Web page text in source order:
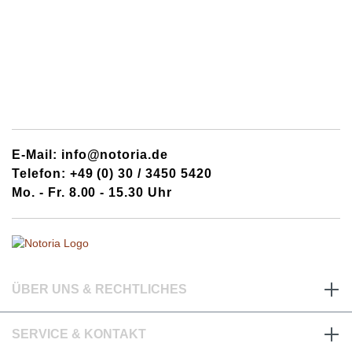
E-Mail: info@notoria.de
Telefon: +49 (0) 30 / 3450 5420
Mo. - Fr. 8.00 - 15.30 Uhr
ÜBER UNS & RECHTLICHES
SERVICE & KONTAKT